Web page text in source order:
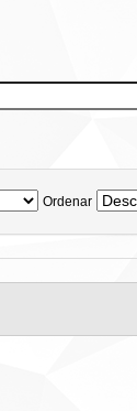
Ordenar